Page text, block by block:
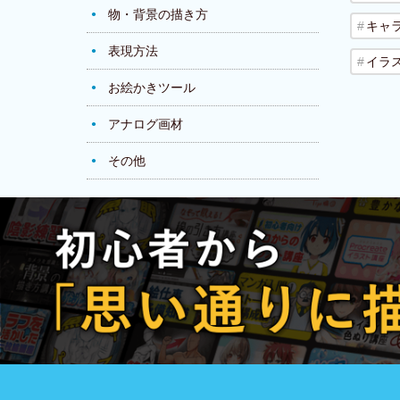
物・背景の描き方
表現方法
お絵かきツール
アナログ画材
その他
キャ
イラ